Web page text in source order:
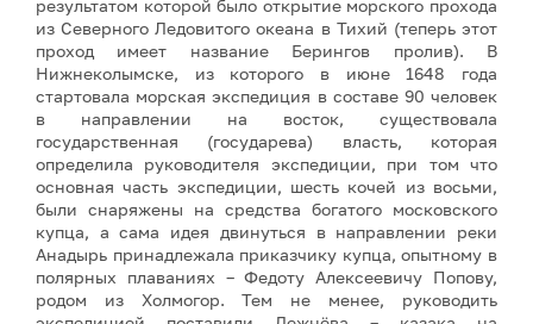
результатом которой было открытие морского прохода
из Северного Ледовитого океана в Тихий (теперь этот
проход имеет название Берингов пролив). В
Нижнеколымске, из которого в июне 1648 года
стартовала морская экспедиция в составе 90 человек
в направлении на восток, существовала
государственная (государева) власть, которая
определила руководителя экспедиции, при том что
основная часть экспедиции, шесть кочей из восьми,
были снаряжены на средства богатого московского
купца, а сама идея двинуться в направлении реки
Анадырь принадлежала приказчику купца, опытному в
полярных плаваниях – Федоту Алексеевичу Попову,
родом из Холмогор. Тем не менее, руководить